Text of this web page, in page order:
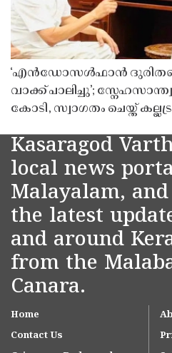
‘എൻഡോസൾഫാൻ
വാക്ക് പാലിച്ചു’;
കോടി, സ്വാഗതം ചെയ്ത്
Kasaragod
local news
Malayalam,
the latest
and around
from the
Canara.
Home
Contact Us